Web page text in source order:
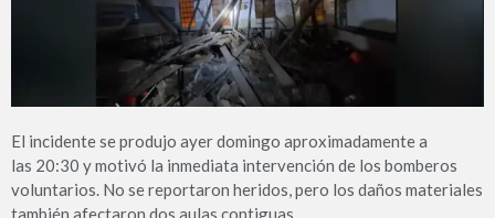
El incidente se produjo ayer domingo aproximadamente a
las 20:30 y motivó la inmediata intervención de los bomberos
voluntarios. No se reportaron heridos, pero los daños materiales